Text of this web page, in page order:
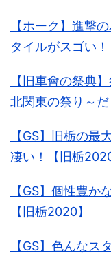
【ホーク】進撃
タイルがスゴい
【旧車會の祭典
北関東の祭り～
【GS】旧栃の最
凄い！【旧栃2020
【GS】個性豊か
【旧栃2020】
【GS】色んなス